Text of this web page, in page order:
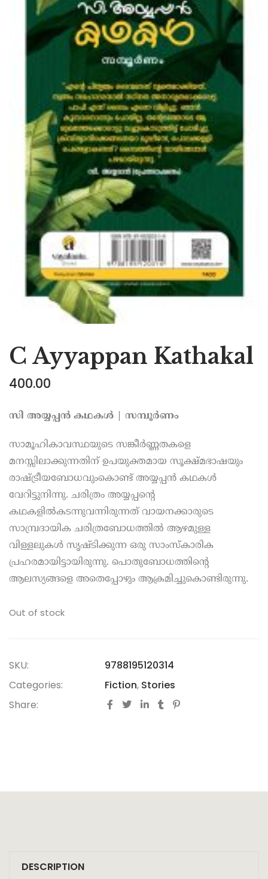
C Ayyappan Kathakal
400.00
സി അയ്യപ്പന്‍ കഥകള്‍ | സമ്പൂര്‍ണം
സാമൂഹികാവസ്ഥയുടെ സങ്കീര്‍ണ്ണതകളെ
മനസ്സിലാക്കുന്നതിന് ഉപയുക്തമായ സൂക്ഷ്മഭാഷയും
രാഷ്ട്രീയബോധവുംകൊണ്ട് അയ്യപ്പന്‍ കഥകള്‍
വേറിട്ടുനിന്നു. ചരിത്രം അയ്യപ്പന്റെ
കഥകളില്‍‌കടന്നുവന്നിരുന്നത് വായനക്കാരുടെ
സാമ്പ്രദായിക ചരിത്രബോധത്തില്‍ ആഴമുള്ള
വിള്ളലുകള്‍ സൃഷ്ടിക്കുന്ന ഒരു സാംസ്‌കാരിക
പ്രഹരമായിട്ടായിരുന്നു. പൊതുബോധത്തിന്റെ
ആലസ്യങ്ങളെ അതെപ്പോഴും ആക്രമിച്ചുകൊണ്ടിരുന്നു.
Out of stock
SKU:
9788195120314
Categories:
Fiction, Stories
Share:
DESCRIPTION